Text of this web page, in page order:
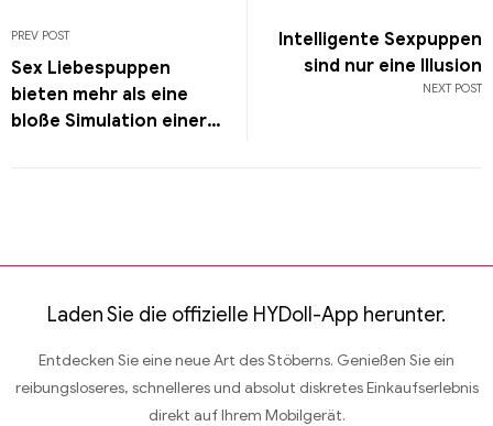
PREV POST
Sex Liebespuppen
bieten mehr als eine
bloße Simulation einer
NEXT POST
Intelligente Sexpuppen
sind nur eine Illusion
Laden Sie die offizielle HYDoll-App herunter.
Entdecken Sie eine neue Art des Stöberns. Genießen Sie ein
reibungsloseres, schnelleres und absolut diskretes Einkaufserlebnis
direkt auf Ihrem Mobilgerät.